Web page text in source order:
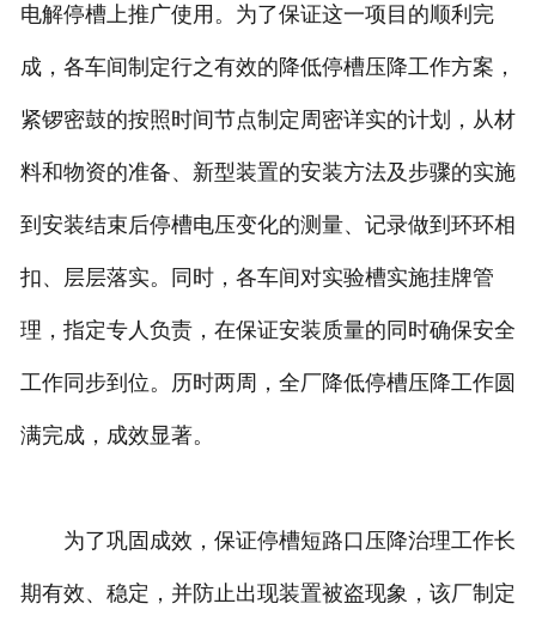
电解停槽上推广使用。为了保证这一项目的顺利完
成，各车间制定行之有效的降低停槽压降工作方案，
紧锣密鼓的按照时间节点制定周密详实的计划，从材
料和物资的准备、新型装置的安装方法及步骤的实施
到安装结束后停槽电压变化的测量、记录做到环环相
扣、层层落实。同时，各车间对实验槽实施挂牌管
理，指定专人负责，在保证安装质量的同时确保安全
工作同步到位。历时两周，全厂降低停槽压降工作圆
满完成，成效显著。
为了巩固成效，保证停槽短路口压降治理工作长
期有效、稳定，并防止出现装置被盗现象，该厂制定